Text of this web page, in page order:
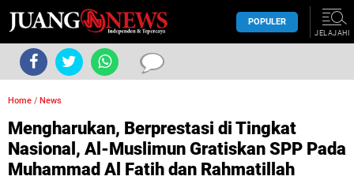
POPULER
JELAJAHI
Home / News
Mengharukan, Berprestasi di Tingkat
Nasional, Al-Muslimun Gratiskan SPP Pada
Muhammad Al Fatih dan Rahmatillah